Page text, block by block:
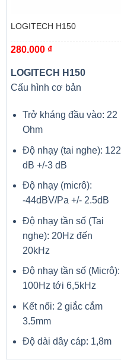
LOGITECH H150
280.000 ₫
LOGITECH H150
Cấu hình cơ bản
Trở kháng đầu vào: 22
Ohm
Độ nhạy (tai nghe): 122
dB +/-3 dB
Độ nhạy (micrô):
-44dBV/Pa +/- 2.5dB
Độ nhạy tần số (Tai
nghe): 20Hz đến
20kHz
Độ nhạy tần số (Micrô):
100Hz tới 6,5kHz
Kết nối: 2 giắc cắm
3.5mm
Độ dài dây cáp: 1,8m